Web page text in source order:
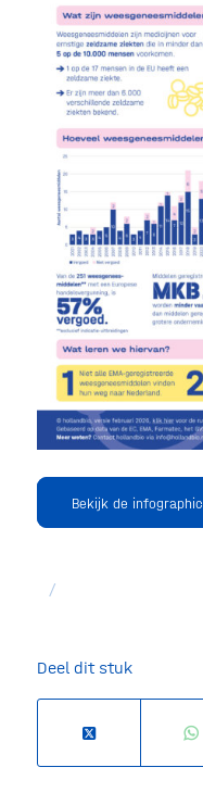
Bekijk de infographic
/
Deel dit stuk